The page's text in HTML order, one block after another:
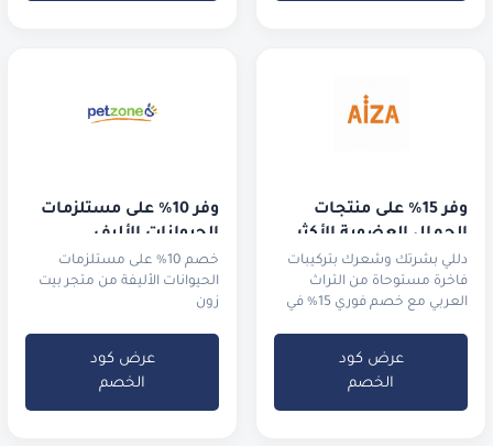
وفر 15% على منتجات
الجمال العضوية الأكثر
طلباً
دللي بشرتك وشعرك بتركيبات
فاخرة مستوحاة من التراث
العربي مع خصم فوري 15% في
عرض كود
الخصم
وفر 10% على مستلزمات
الحيوانات الأليف
خصم 10% على مستلزمات
الحيوانات الأليفة من متجر بيت
زون
عرض كود
الخصم